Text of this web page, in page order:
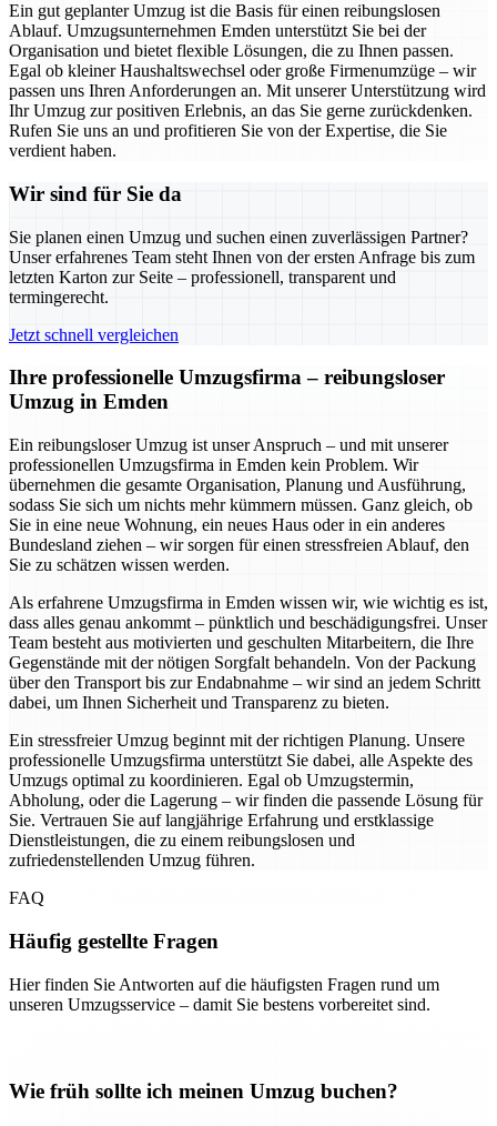
Ein gut geplanter Umzug ist die Basis für einen reibungslosen
Ablauf. Umzugsunternehmen Emden unterstützt Sie bei der
Organisation und bietet flexible Lösungen, die zu Ihnen passen.
Egal ob kleiner Haushaltswechsel oder große Firmenumzüge – wir
passen uns Ihren Anforderungen an. Mit unserer Unterstützung wird
Ihr Umzug zur positiven Erlebnis, an das Sie gerne zurückdenken.
Rufen Sie uns an und profitieren Sie von der Expertise, die Sie
verdient haben.
Wir sind für Sie da
Sie planen einen Umzug und suchen einen zuverlässigen Partner?
Unser erfahrenes Team steht Ihnen von der ersten Anfrage bis zum
letzten Karton zur Seite – professionell, transparent und
termingerecht.
Jetzt schnell vergleichen
Ihre professionelle Umzugsfirma – reibungsloser
Umzug in Emden
Ein reibungsloser Umzug ist unser Anspruch – und mit unserer
professionellen Umzugsfirma in Emden kein Problem. Wir
übernehmen die gesamte Organisation, Planung und Ausführung,
sodass Sie sich um nichts mehr kümmern müssen. Ganz gleich, ob
Sie in eine neue Wohnung, ein neues Haus oder in ein anderes
Bundesland ziehen – wir sorgen für einen stressfreien Ablauf, den
Sie zu schätzen wissen werden.
Als erfahrene Umzugsfirma in Emden wissen wir, wie wichtig es ist,
dass alles genau ankommt – pünktlich und beschädigungsfrei. Unser
Team besteht aus motivierten und geschulten Mitarbeitern, die Ihre
Gegenstände mit der nötigen Sorgfalt behandeln. Von der Packung
über den Transport bis zur Endabnahme – wir sind an jedem Schritt
dabei, um Ihnen Sicherheit und Transparenz zu bieten.
Ein stressfreier Umzug beginnt mit der richtigen Planung. Unsere
professionelle Umzugsfirma unterstützt Sie dabei, alle Aspekte des
Umzugs optimal zu koordinieren. Egal ob Umzugstermin,
Abholung, oder die Lagerung – wir finden die passende Lösung für
Sie. Vertrauen Sie auf langjährige Erfahrung und erstklassige
Dienstleistungen, die zu einem reibungslosen und
zufriedenstellenden Umzug führen.
FAQ
Häufig gestellte Fragen
Hier finden Sie Antworten auf die häufigsten Fragen rund um
unseren Umzugsservice – damit Sie bestens vorbereitet sind.
Wie früh sollte ich meinen Umzug buchen?